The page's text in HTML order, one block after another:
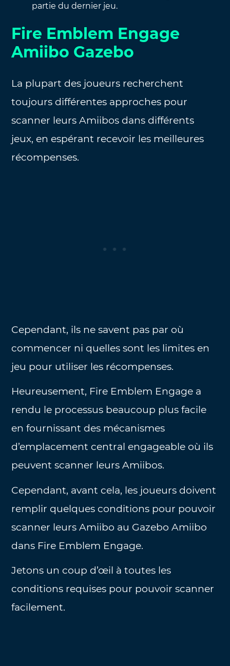
partie du dernier jeu.
Fire Emblem Engage
Amiibo Gazebo
La plupart des joueurs recherchent
toujours différentes approches pour
scanner leurs Amiibos dans différents
jeux, en espérant recevoir les meilleures
récompenses.
Cependant, ils ne savent pas par où
commencer ni quelles sont les limites en
jeu pour utiliser les récompenses.
Heureusement, Fire Emblem Engage a
rendu le processus beaucoup plus facile
en fournissant des mécanismes
d’emplacement central engageable où ils
peuvent scanner leurs Amiibos.
Cependant, avant cela, les joueurs doivent
remplir quelques conditions pour pouvoir
scanner leurs Amiibo au Gazebo Amiibo
dans Fire Emblem Engage.
Jetons un coup d’œil à toutes les
conditions requises pour pouvoir scanner
facilement.